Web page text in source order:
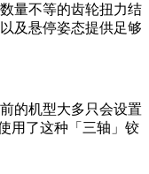
量不等的齿轮扭力结
及悬停姿态提供足够
的机型大多只会设置
用了这种「三轴」铰